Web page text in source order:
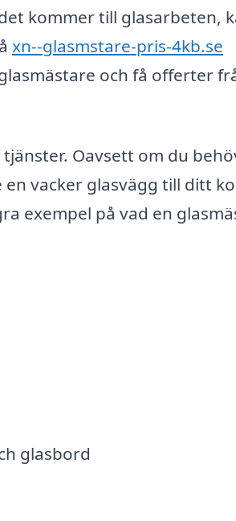
kommer till glasarbeten,
xn--glasmstare-pris-4kb.se
och få offerter
Oavsett om du
vacker glasvägg till ditt
exempel på vad en
glasbord